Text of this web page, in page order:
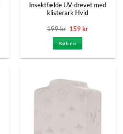
Insektfælde UV-drevet med
klisterark Hvid
199kr Den
pris
var:
199 kr.
159krDen
Køb nu